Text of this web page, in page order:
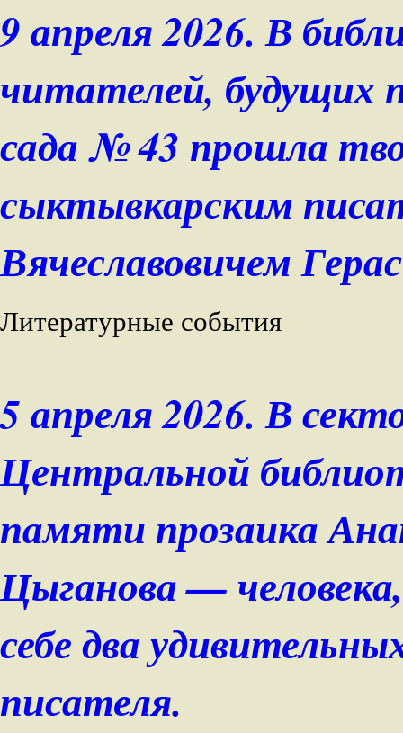
9 апреля 2026. В
читателей, будущих
сада № 43 прошла
сыктывкарским
Вячеславовичем
Литературные события
5 апреля 2026. В
Центральной
памяти прозаика
Цыганова —
себе два
писателя.